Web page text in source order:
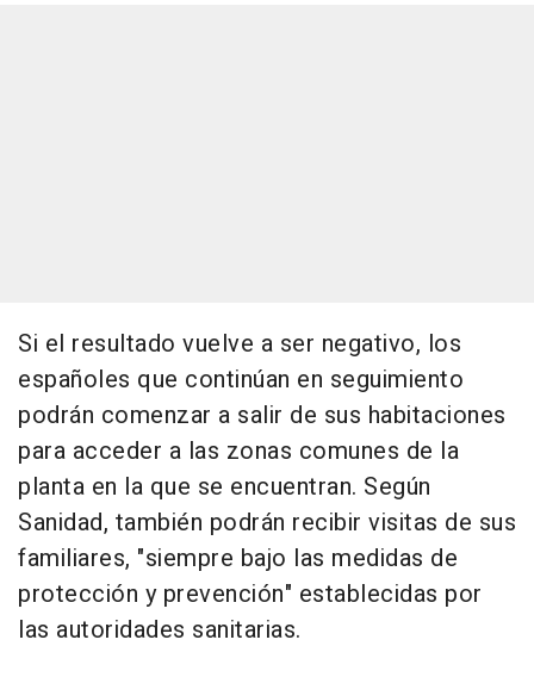
Si el resultado vuelve a ser negativo, los
españoles que continúan en seguimiento
podrán comenzar a salir de sus habitaciones
para acceder a las zonas comunes de la
planta en la que se encuentran. Según
Sanidad, también podrán recibir visitas de sus
familiares, "siempre bajo las medidas de
protección y prevención" establecidas por
las autoridades sanitarias.